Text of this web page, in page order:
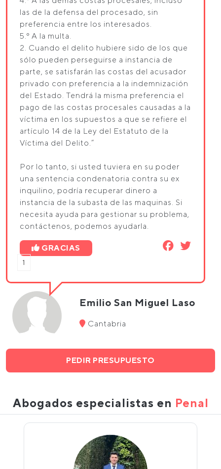
las de la defensa del procesado, sin
preferencia entre los interesados.
5.º A la multa.
2. Cuando el delito hubiere sido de los que
sólo pueden perseguirse a instancia de
parte, se satisfarán las costas del acusador
privado con preferencia a la indemnización
del Estado. Tendrá la misma preferencia el
pago de las costas procesales causadas a la
víctima en los supuestos a que se refiere el
artículo 14 de la Ley del Estatuto de la
Víctima del Delito.”
Por lo tanto, si usted tuviera en su poder
una sentencia condenatoria contra su ex
inquilino, podría recuperar dinero a
instancia de la subasta de las maquinas. Si
necesita ayuda para gestionar su problema,
contáctenos, podemos ayudarla.
GRACIAS
1
Emilio San Miguel Laso
Cantabria
PEDIR PRESUPUESTO
Abogados especialistas en Penal